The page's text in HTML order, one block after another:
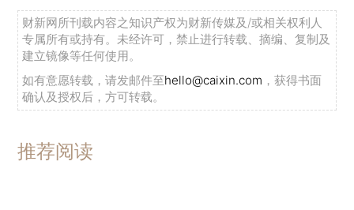
财新网所刊载内容之知识产权为财新传媒及/或相关权利人
专属所有或持有。未经许可，禁止进行转载、摘编、复制及
建立镜像等任何使用。
如有意愿转载，请发邮件至hello@caixin.com ，获得书面
确认及授权后，方可转载。
推荐阅读